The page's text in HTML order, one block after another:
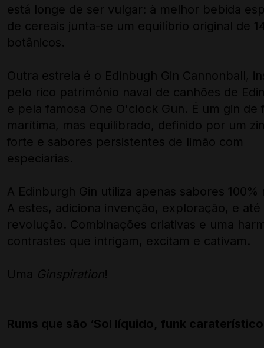
está longe de ser vulgar: à melhor bebida
de cereais junta-se um equilíbrio original de
botânicos.
Outra estrela é o Edinbugh Gin Cannonball,
pelo rico património naval de canhões de
e pela famosa One O'clock Gun. É um gin de
marítima, mas equilibrado, definido por um
forte e sabores persistentes de limão com
especiarias.
A Edinburgh Gin utiliza apenas sabores 100%
A estes, adiciona invenção, exploração, e até
revolução. Combinações criativas e uma
contrastes que intrigam, excitam e cativam.
Uma Ginspiration!
Rums que são ‘Sol líquido, funk caraterístico